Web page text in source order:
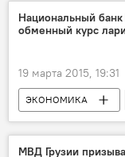
Национальный банк
обменный курс
19 марта 2015, 19:31
ЭКОНОМИКА
МВД Грузии